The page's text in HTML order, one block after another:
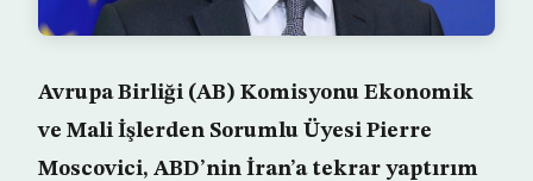
Avrupa Birliği (AB) Komisyonu Ekonomik
ve Mali İşlerden Sorumlu Üyesi Pierre
Moscovici, ABD’nin İran’a tekrar yaptırım